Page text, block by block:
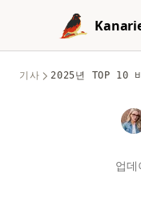
Skip to content
Hugging Face
게이트웨이
InstructGPT: ChatGPT
InstructGPT: the
InternGPT:
Pandas to_datetime:
Mixed Formats
Pandas to_sql() 메소드:
Pandas 데이터프레임
Python KNN:
with sklearn
Regression 마스터하기
Python List
기사 2025년 TOP 10
업데